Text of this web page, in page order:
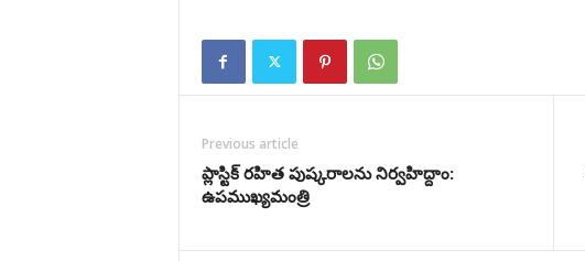
Previous article
ప్లాస్టిక్ రహిత పుష్కరాలను నిర్వహిద్దాం:
ఉపముఖ్యమంత్రి